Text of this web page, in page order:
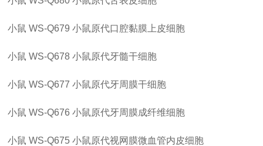
小鼠 WS-Q679 小鼠原代口腔黏膜上皮细胞
小鼠 WS-Q678 小鼠原代牙髓干细胞
小鼠 WS-Q677 小鼠原代牙周膜干细胞
小鼠 WS-Q676 小鼠原代牙周膜成纤维细胞
小鼠 WS-Q675 小鼠原代视网膜微血管内皮细胞